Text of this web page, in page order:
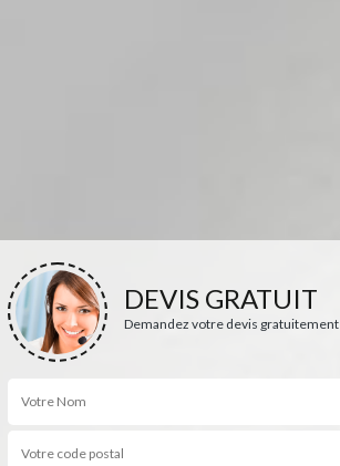
DEVIS GRATUIT
Demandez votre devis gratuitement